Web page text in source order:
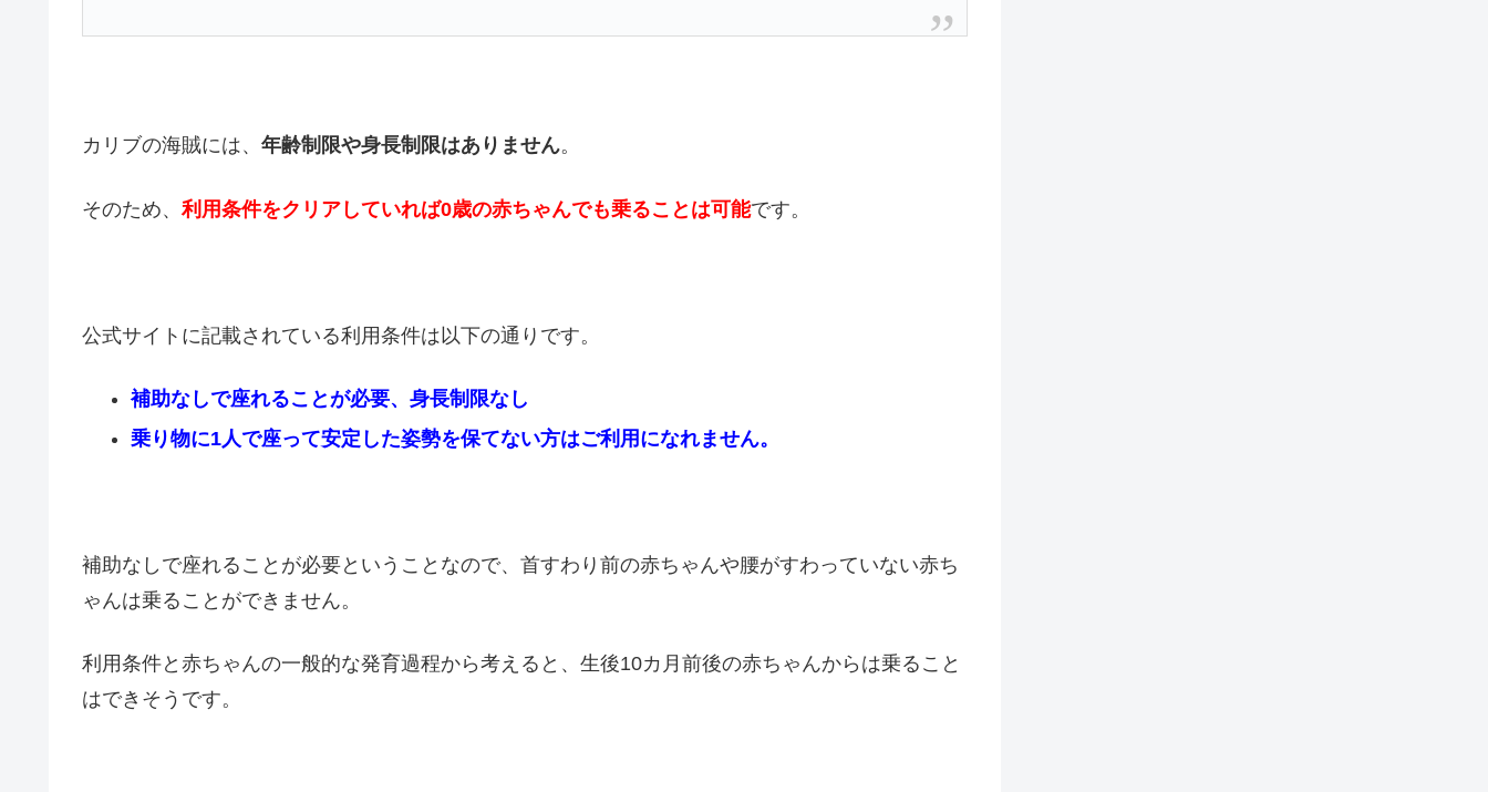
カリブの海賊には、 年齢制限や身長制限はありません。
そのため、利用条件をクリアしていれば0歳の赤ちゃんでも乗ることは可能です。
公式サイトに記載されている利用条件は以下の通りです。
補助なしで座れることが必要、身長制限なし
乗り物に1人で座って安定した姿勢を保てない方はご利用になれません。
補助なしで座れることが必要ということなので、首すわり前の赤ちゃんや腰がすわっていない赤ち
ゃんは乗ることができません。
利用条件と赤ちゃんの一般的な発育過程から考えると、生後10カ月前後の赤ちゃんからは乗ること
はできそうです。